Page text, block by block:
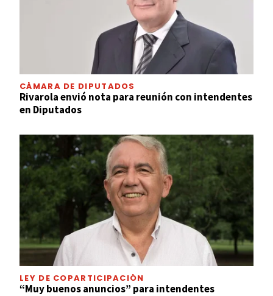
CÁMARA DE DIPUTADOS
Rivarola envió nota para reunión con intendentes
en Diputados
LEY DE COPARTICIPACIÓN
“Muy buenos anuncios” para intendentes